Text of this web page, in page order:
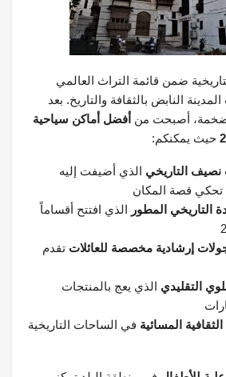
ضمن قائمة التراث العالمي
النابض بالثقافة والتاريخ. بعد
أصبحت من أفضل أماكن سياحية
حيث يمكنكم:
نصيف التاريخي الذي أضيفت إليه
تحكي قصة المكان
التاريخي المطور الذي افتتح أقساماً
إرشادية مخصصة للعائلات تقدم
التقليدي الذي يعج بالمنتجات
المسائية في الساحات التاريخية